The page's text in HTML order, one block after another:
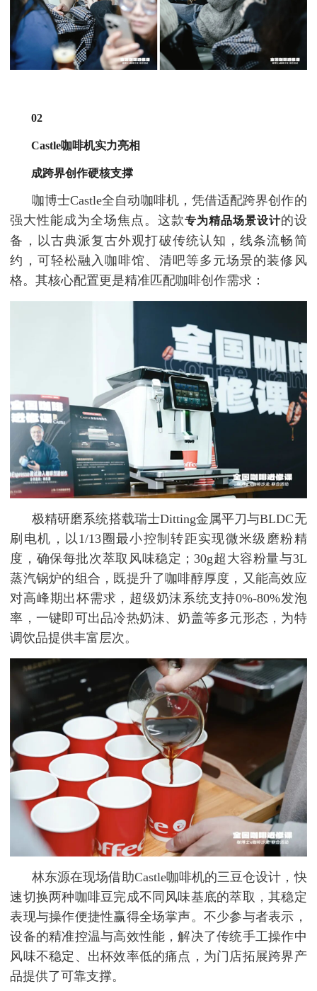
02
Castle咖啡机实力亮相
成跨界创作硬核支撑
咖博士Castle全自动咖啡机，凭借适配跨界创作的
强大性能成为全场焦点。这款专为精品场景设计的设
备，以古典派复古外观打破传统认知，线条流畅简
约，可轻松融入咖啡馆、清吧等多元场景的装修风
格。其核心配置更是精准匹配咖啡创作需求：
极精研磨系统搭载瑞士Ditting金属平刀与BLDC无
刷电机，以1/13圈最小控制转距实现微米级磨粉精
度，确保每批次萃取风味稳定；30g超大容粉量与3L
蒸汽锅炉的组合，既提升了咖啡醇厚度，又能高效应
对高峰期出杯需求，超级奶沫系统支持0%-80%发泡
率，一键即可出品冷热奶沫、奶盖等多元形态，为特
调饮品提供丰富层次。
林东源在现场借助Castle咖啡机的三豆仓设计，快
速切换两种咖啡豆完成不同风味基底的萃取，其稳定
表现与操作便捷性赢得全场掌声。不少参与者表示，
设备的精准控温与高效性能，解决了传统手工操作中
风味不稳定、出杯效率低的痛点，为门店拓展跨界产
品提供了可靠支撑。